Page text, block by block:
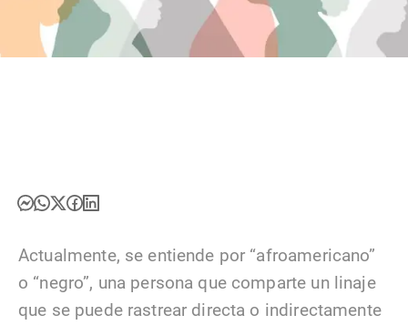
Actualmente, se entiende por “afroamericano”
o “negro”, una persona que comparte un linaje
que se puede rastrear directa o indirectamente